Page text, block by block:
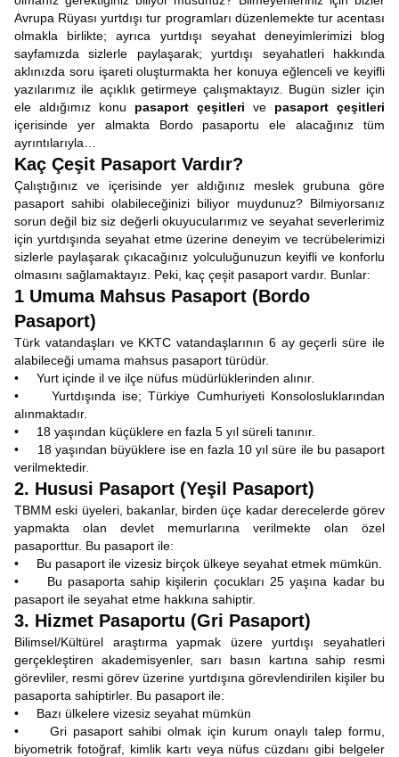
Avrupa Rüyası yurtdışı tur programları düzenlemekte tur acentası
olmakla birlikte; ayrıca yurtdışı seyahat deneyimlerimizi blog
sayfamızda sizlerle paylaşarak; yurtdışı seyahatleri hakkında
aklınızda soru işareti oluşturmakta her konuya eğlenceli ve keyifli
yazılarımız ile açıklık getirmeye çalışmaktayız. Bugün sizler için
ele aldığımız konu pasaport çeşitleri ve pasaport çeşitleri
içerisinde yer almakta Bordo pasaportu ele alacağınız tüm
ayrıntılarıyla…
Kaç Çeşit Pasaport Vardır?
Çalıştığınız ve içerisinde yer aldığınız meslek grubuna göre
pasaport sahibi olabileceğinizi biliyor muydunuz? Bilmiyorsanız
sorun değil biz siz değerli okuyucularımız ve seyahat severlerimiz
için yurtdışında seyahat etme üzerine deneyim ve tecrübelerimizi
sizlerle paylaşarak çıkacağınız yolculuğunuzun keyifli ve konforlu
olmasını sağlamaktayız. Peki, kaç çeşit pasaport vardır. Bunlar:
1 Umuma Mahsus Pasaport (Bordo
Pasaport)
Türk vatandaşları ve KKTC vatandaşlarının 6 ay geçerli süre ile
alabileceği umama mahsus pasaport türüdür.
• Yurt içinde il ve ilçe nüfus müdürlüklerinden alınır.
• Yurtdışında ise; Türkiye Cumhuriyeti Konsolosluklarından
alınmaktadır.
• 18 yaşından küçüklere en fazla 5 yıl süreli tanınır.
• 18 yaşından büyüklere ise en fazla 10 yıl süre ile bu pasaport
verilmektedir.
2. Hususi Pasaport (Yeşil Pasaport)
TBMM eski üyeleri, bakanlar, birden üçe kadar derecelerde görev
yapmakta olan devlet memurlarına verilmekte olan özel
pasaporttur. Bu pasaport ile:
• Bu pasaport ile vizesiz birçok ülkeye seyahat etmek mümkün.
• Bu pasaporta sahip kişilerin çocukları 25 yaşına kadar bu
pasaport ile seyahat etme hakkına sahiptir.
3. Hizmet Pasaportu (Gri Pasaport)
Bilimsel/Kültürel araştırma yapmak üzere yurtdışı seyahatleri
gerçekleştiren akademisyenler, sarı basın kartına sahip resmi
görevliler, resmi görev üzerine yurtdışına görevlendirilen kişiler bu
pasaporta sahiptirler. Bu pasaport ile:
• Bazı ülkelere vizesiz seyahat mümkün
• Gri pasaport sahibi olmak için kurum onaylı talep formu,
biyometrik fotoğraf, kimlik kartı veya nüfus cüzdanı gibi belgeler